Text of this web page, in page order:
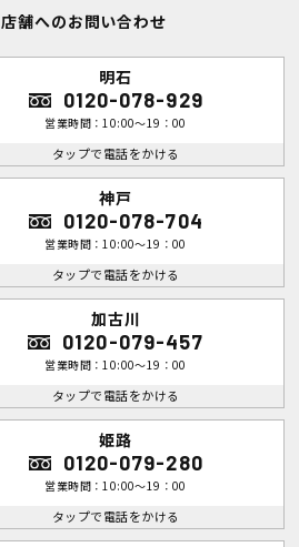
店舗へのお問い合わせ
明石
0120-078-929
営業時間：10:00～19：00
タップで電話をかける
神戸
0120-078-704
営業時間：10:00～19：00
タップで電話をかける
加古川
0120-079-457
営業時間：10:00～19：00
タップで電話をかける
姫路
0120-079-280
営業時間：10:00～19：00
タップで電話をかける